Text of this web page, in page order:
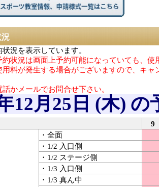
況
況を表示しています。
約状況は画面上予約可能になっていても、
用料が発生する場合がございますので、キ
かメールでお問合せ下さい。
12月25日 (木) の
9
・全面
・1/2 入口側
・1/2 ステージ側
・1/3 入口側
・1/3 真ん中